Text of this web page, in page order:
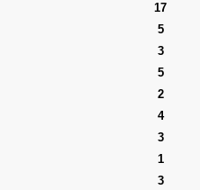
17
5
3
5
2
4
3
1
3